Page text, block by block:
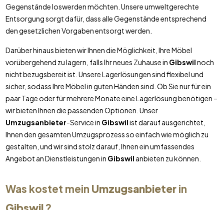
Gegenstände loswerden möchten. Unsere umweltgerechte
Entsorgung sorgt dafür, dass alle Gegenstände entsprechend
den gesetzlichen Vorgaben entsorgt werden.
Darüber hinaus bieten wir Ihnen die Möglichkeit, Ihre Möbel
vorübergehend zu lagern, falls Ihr neues Zuhause in Gibswilnoch
nicht bezugsbereit ist. Unsere Lagerlösungen sind flexibel und
sicher, sodass Ihre Möbel in guten Händen sind. Ob Sie nur für ein
paar Tage oder für mehrere Monate eine Lagerlösung benötigen –
wir bieten Ihnen die passenden Optionen. Unser
Umzugsanbieter-Service in Gibswilist darauf ausgerichtet,
Ihnen den gesamten Umzugsprozess so einfach wie möglich zu
gestalten, und wir sind stolz darauf, Ihnen ein umfassendes
Angebot an Dienstleistungen in Gibswil anbieten zu können.
Was kostet mein Umzugsanbieterin